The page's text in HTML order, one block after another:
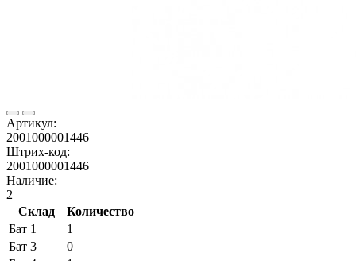
Артикул:
2001000001446
Штрих-код:
2001000001446
Наличие:
2
Склад
Количество
Бат 1
1
Бат 3
0